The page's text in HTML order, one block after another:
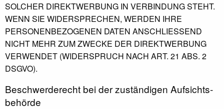
SOLCHER DIREKTWERBUNG IN VERBINDUNG STEHT.
WENN SIE WIDERSPRECHEN, WERDEN IHRE
PERSONENBEZOGENEN DATEN ANSCHLIESSEND
NICHT MEHR ZUM ZWECKE DER DIREKTWERBUNG
VERWENDET (WIDERSPRUCH NACH ART. 21 ABS. 2
DSGVO).
Beschwerde­recht bei der zuständigen Aufsichts­
behörde